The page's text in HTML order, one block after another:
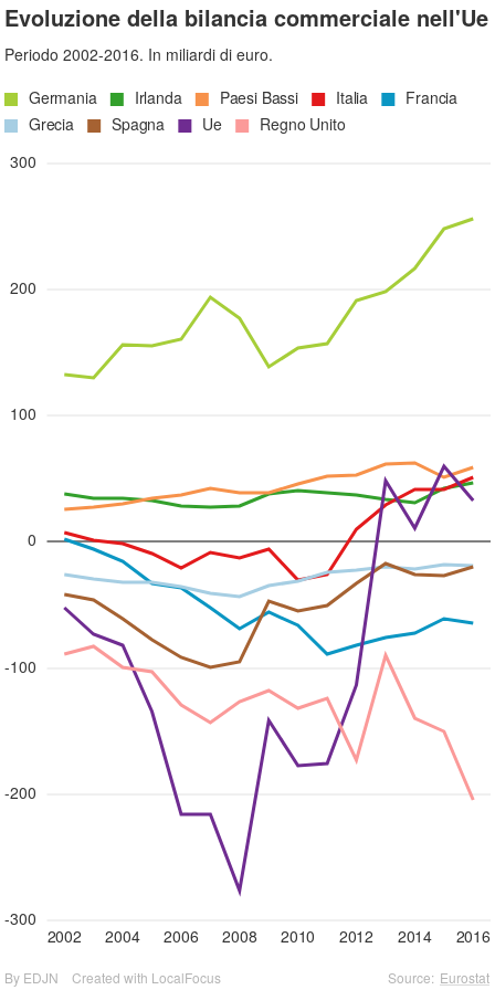
Evoluzione della bilancia commerciale nell'Ue
Periodo 2002-2016. In miliardi di euro.
Germania
Irlanda Paesi Bassi Italia
Francia
Grecia
Spagna Ue Regno Unito
2016
2014
2012
2010
2008
2006
2004
2002
-300
-200
-100
0
100
200
300
Source: Eurostat
Created with LocalFocus
By EDJN